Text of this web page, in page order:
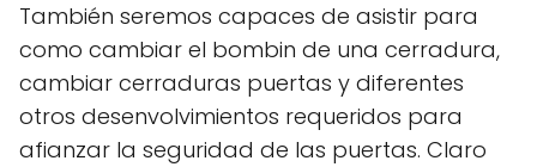
También seremos capaces de asistir para
como cambiar el bombin de una cerradura,
cambiar cerraduras puertas y diferentes
otros desenvolvimientos requeridos para
afianzar la seguridad de las puertas. Claro